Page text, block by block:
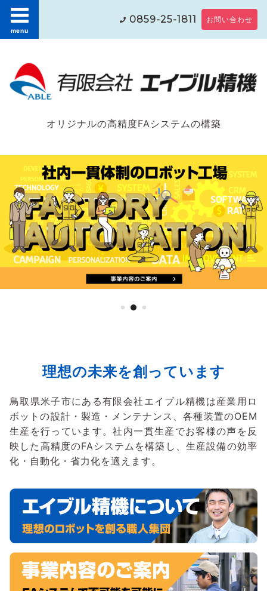
menu
0859-25-1811 お問い合わせ
オリジナルの高精度FAシステムの構築
理想の未来を創っています
鳥取県米子市にある有限会社エイブル精機は産業用ロ
ボットの設計・製造・メンテナンス、各種装置のOEM
生産を行っています。社内一貫生産でお客様の声を反
映した高精度のFAシステムを構築し、生産設備の効率
化・自動化・省力化を適えます。